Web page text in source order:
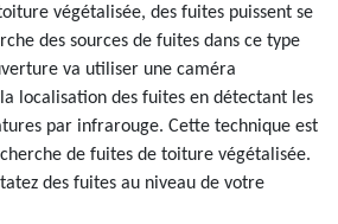
végétalisée, des fuites puissent se
des sources de fuites dans ce type
va utiliser une caméra
localisation des fuites en détectant les
par infrarouge. Cette technique est
de fuites de toiture végétalisée.
des fuites au niveau de votre